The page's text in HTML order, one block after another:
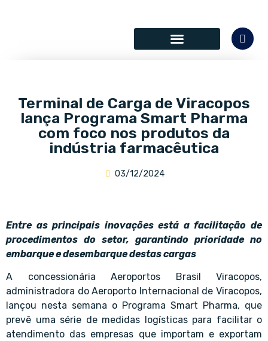
Terminal de Carga de Viracopos
lança Programa Smart Pharma
com foco nos produtos da
indústria farmacêutica
03/12/2024
Entre as principais inovações está a facilitação de
procedimentos do setor, garantindo prioridade no
embarque e desembarque destas cargas
A concessionária Aeroportos Brasil Viracopos,
administradora do Aeroporto Internacional de Viracopos,
lançou nesta semana o Programa Smart Pharma, que
prevê uma série de medidas logísticas para facilitar o
atendimento das empresas que importam e exportam